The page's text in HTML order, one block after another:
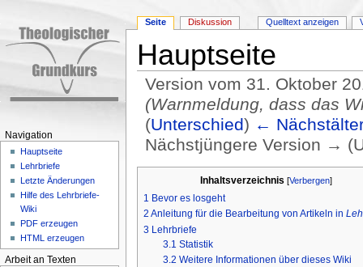
Hauptseite
Version vom 31. Oktober
(Warnmeldung, dass das
(Unterschied) ←
Nächstjüngere Version →
Inhaltsverzeichnis [Verbergen]
1 Bevor es losgeht
2 Anleitung für die Bearbeitung von Artikeln in
3 Lehrbriefe
3.1 Statistik
3.2 Weitere Informationen über dieses Wiki
Seite Diskussion Quelltext anzeigen
Navigation
Hauptseite
Lehrbriefe
Letzte Änderungen
Hilfe des Lehrbriefe-
Wiki
PDF erzeugen
HTML erzeugen
Arbeit an Texten